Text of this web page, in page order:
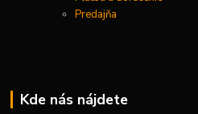
Predajňa
Kde nás nájdete